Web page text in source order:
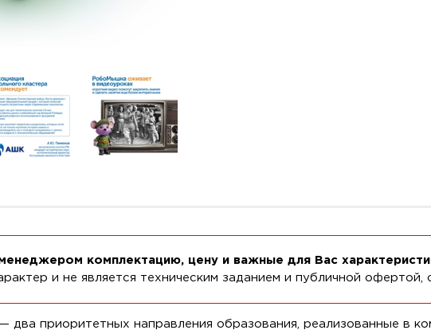
комплектацию, цену и важные для Вас
и не является техническим заданием и публичной
два приоритетных направления образования, реализованные в